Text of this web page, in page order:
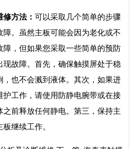
方法： 可以采取几个简单的步骤
障。虽然主板可能会因为老化或不
障，但如果您采取一些简单的预防
现故障。首先，确保触摸屏处于稳
，也不会溅到液体。其次，如果进
护工作，请使用防静电腕带或在接
之前释放任何静电。第三，保持主
继续工作。